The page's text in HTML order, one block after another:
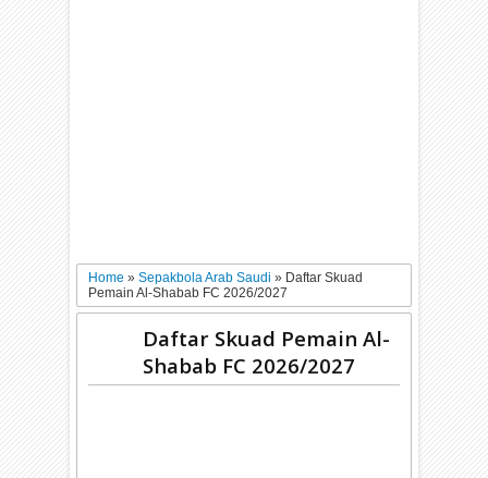
Home»Sepakbola Arab Saudi» Daftar Skuad
Pemain Al-Shabab FC 2026/2027
Daftar Skuad Pemain Al-
Shabab FC 2026/2027